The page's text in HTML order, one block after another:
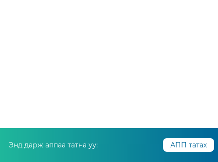
Энд дарж аппаа татна уу: АПП татах